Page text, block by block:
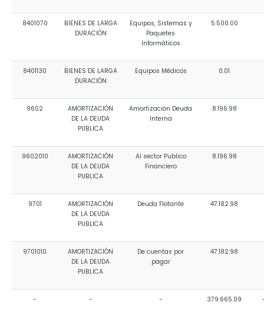
8401070
BIENES DE LARGA
DURACIÓN
Equipos, Sistemas y
Paquetes
Informáticos
5.500.00
8401130
BIENES DE LARGA
DURACIÓN
Equipos Médicos 0.01
9602
AMORTIZACIÓN
DE LA DEUDA
PUBLICA
Amortización Deuda
Interna
8.196.98
9602010
AMORTIZACIÓN
DE LA DEUDA
PUBLICA
Al sector Publico
Financiero
8.196.98
9701
AMORTIZACIÓN
DE LA DEUDA
PUBLICA
Deuda Flotante 47.182.98
9701010
AMORTIZACIÓN
DE LA DEUDA
PUBLICA
De cuentas por
pagar
47.182.98
- - - 379.665.09